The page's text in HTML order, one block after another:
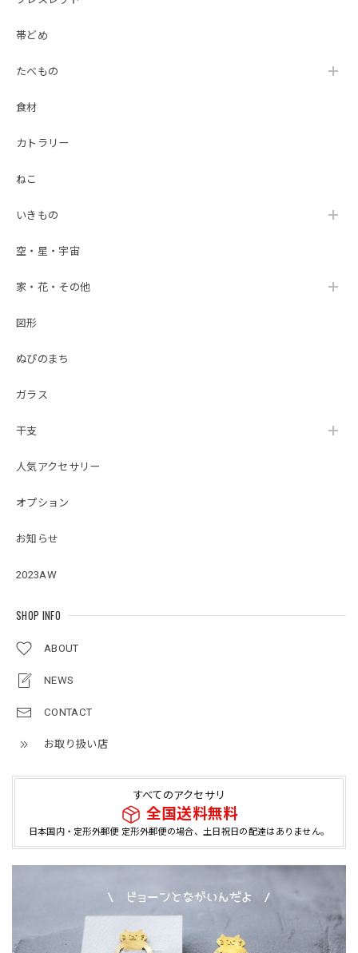
帯どめ
たべもの
食材
カトラリー
ねこ
いきもの
空・星・宇宙
家・花・その他
図形
ぬぴのまち
ガラス
干支
人気アクセサリー
オプション
お知らせ
2023AW
SHOP INFO
ABOUT
NEWS
CONTACT
お取り扱い店
すべてのアクセサリ
全国送料無料
日本国内・定形外郵便 定形外郵便の場合、土日祝日の配達はありません。